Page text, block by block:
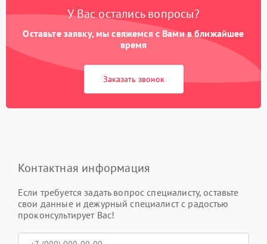
У Вас остались вопросы?
Оставьте заявку, мы свяжемся с Вами в ближайшее
время
Заказать звонок
Контактная информация
Если требуется задать вопрос специалисту, оставьте
свои данные и дежурный специалист с радостью
проконсультирует Вас!